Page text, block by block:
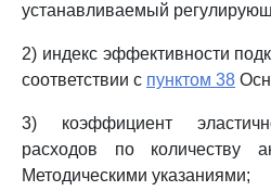
устанавливаемый
2) индекс эффективности
соответствии с пунктом 38
3) коэффициент
расходов по количеству
Методическими указаниями;